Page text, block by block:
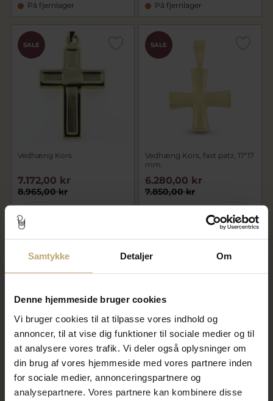
Samtykke Detaljer Om
Denne hjemmeside bruger cookies
Vi bruger cookies til at tilpasse vores indhold og
annoncer, til at vise dig funktioner til sociale medier og til
at analysere vores trafik. Vi deler også oplysninger om
din brug af vores hjemmeside med vores partnere inden
for sociale medier, annonceringspartnere og
analysepartnere. Vores partnere kan kombinere disse
På fjernlager På fjernlager
SALE
Vedhæng Kors
8.965,00 kr
7.172,00 kr
SALE
Vedhæng Kors, fast patz, 17*17
mm.
7.850,00 kr
6.280,00 kr
SALE
Vedhæng kors 10*14 m/m.
1.490,00 kr
1.192,00 kr
Vedhæng Dagmarkors,
11.625,00 kr
9.300,00 kr